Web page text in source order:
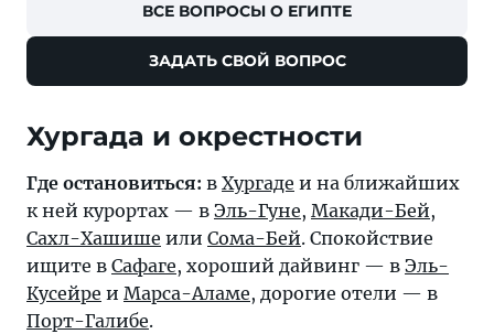
ВСЕ ВОПРОСЫ О ЕГИПТЕ
ЗАДАТЬ СВОЙ ВОПРОС
Хургада и окрестности
Где остановиться: в Хургаде и на ближайших
к ней курортах — в Эль-Гуне, Макади-Бей,
Сахл-Хашише или Сома-Бей. Спокойствие
ищите в Сафаге, хороший дайвинг — в Эль-
Кусейре и Марса-Аламе, дорогие отели — в
Порт-Галибе.